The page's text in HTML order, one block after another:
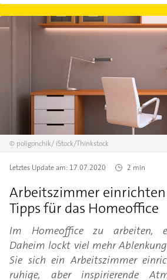
© poligonchik/ iStock/Thinkstock
Letztes Update am: 17.07.2020 2 min
Arbeitszimmer
Tipps für das Homeoffice
Im Homeoffice zu arbeiten,
Daheim lockt viel mehr
Sie sich ein Arbeitszimmer
ruhige, aber inspirierende